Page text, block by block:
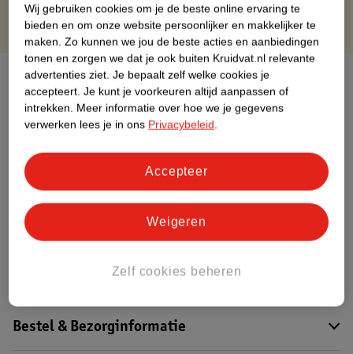
Over dit product
Productinformatie
Etiketinformatie
Nature Impact Score
Dit product heeft (nog) geen Nature
Meer informatie
Bestel & Bezorginformatie
Wij gebruiken cookies om je de beste online ervaring te
bieden en om onze website persoonlijker en makkelijker te
maken. Zo kunnen we jou de beste acties en aanbiedingen
tonen en zorgen we dat je ook buiten Kruidvat.nl relevante
advertenties ziet. Je bepaalt zelf welke cookies je
accepteert. Je kunt je voorkeuren altijd aanpassen of
intrekken. Meer informatie over hoe we je gegevens
verwerken lees je in ons Privacybeleid.
Zelf cookies beheren
Weigeren
Accepteer